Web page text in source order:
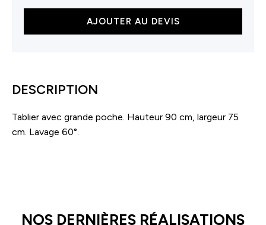
poche
AJOUTER AU DEVIS
DESCRIPTION
Tablier avec grande poche. Hauteur 90 cm, largeur 75
cm. Lavage 60°.
NOS DERNIÈRES RÉALISATIONS